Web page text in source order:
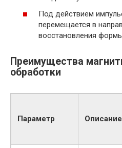
Под действием
перемещается в
восстановления
Преимущества
обработки
Параметр Описание